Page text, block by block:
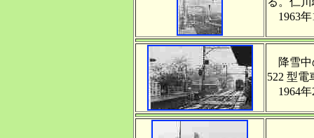
1963年
降雪中
522 型電
1964年